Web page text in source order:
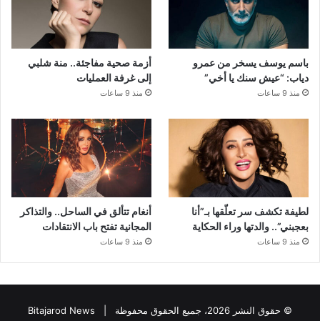
باسم يوسف يسخر من عمرو
دياب: “عيش سنك يا أخي”
منذ 9 ساعات
أزمة صحية مفاجئة.. منة شلبي
إلى غرفة العمليات
منذ 9 ساعات
لطيفة تكشف سر تعلّقها بـ”أنا
بعجبني”.. والدتها وراء الحكاية
منذ 9 ساعات
أنغام تتألق في الساحل.. والتذاكر
المجانية تفتح باب الانتقادات
منذ 9 ساعات
© حقوق النشر 2026، جميع الحقوق محفوظة | Bitajarod News